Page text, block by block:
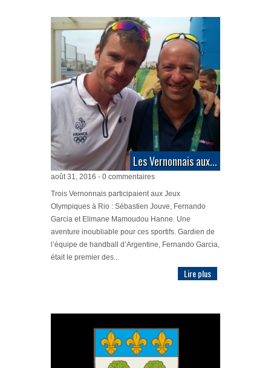
Les Vernonnais aux...
août 31, 2016 - 0 commentaires
Trois Vernonnais participaient aux Jeux
Olympiques à Rio : Sébastien Jouve, Fernando
Garcia et Elimane Mamoudou Hanne. Une
aventure inoubliable pour ces sportifs. Gardien de
l’équipe de handball d’Argentine, Fernando Garcia,
était le premier des...
Lire plus